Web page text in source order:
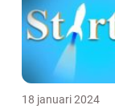
18 januari 2024